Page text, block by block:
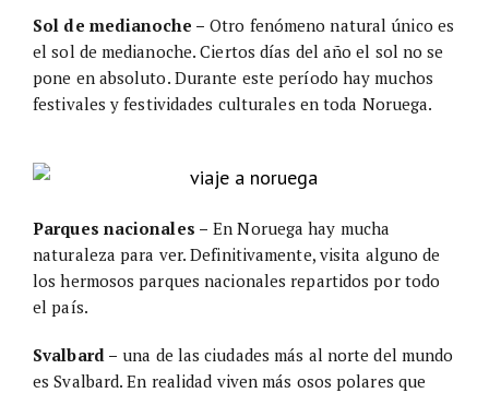
Sol de medianoche – Otro fenómeno natural único es
el sol de medianoche. Ciertos días del año el sol no se
pone en absoluto. Durante este período hay muchos
festivales y festividades culturales en toda Noruega.
Parques nacionales – En Noruega hay mucha
naturaleza para ver. Definitivamente, visita alguno de
los hermosos parques nacionales repartidos por todo
el país.
Svalbard – una de las ciudades más al norte del mundo
es Svalbard. En realidad viven más osos polares que